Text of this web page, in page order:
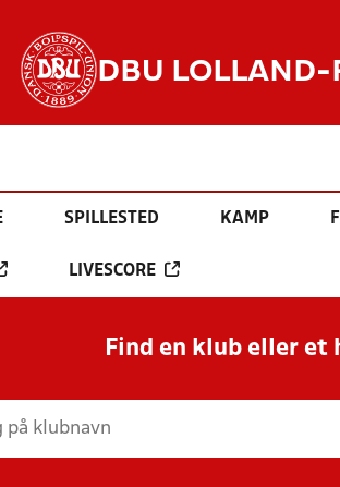
DBU LOLLAND-
SPILLESTED KAMP
LIVESCORE
Find en klub eller et